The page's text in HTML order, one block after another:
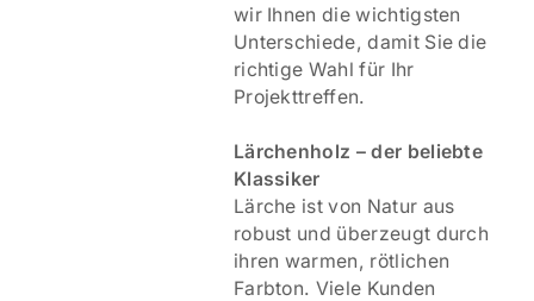
wir Ihnen die wichtigsten
Unterschiede, damit Sie die
richtige Wahl für Ihr
Projekttreffen.
Lärchenholz – der beliebte
Klassiker
Lärche ist von Natur aus
robust und überzeugt durch
ihren warmen, rötlichen
Farbton. Viele Kunden